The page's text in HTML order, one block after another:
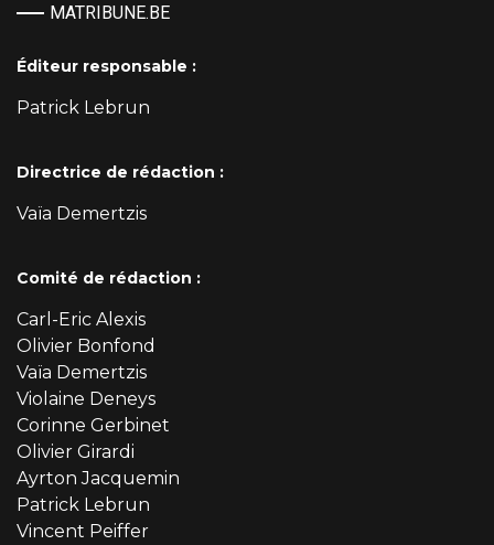
MATRIBUNE.BE
Éditeur responsable :
Patrick Lebrun
Directrice de rédaction :
Vaïa Demertzis
Comité de rédaction :
Carl-Eric Alexis
Olivier Bonfond
Vaïa Demertzis
Violaine Deneys
Corinne Gerbinet
Olivier Girardi
Ayrton Jacquemin
Patrick Lebrun
Vincent Peiffer